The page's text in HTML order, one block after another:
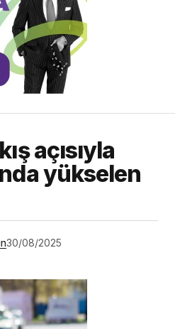
açısıyla
yükselen
30/08/2025